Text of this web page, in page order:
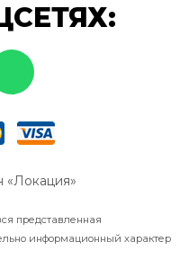
«Локация»
представленная
информационный характер